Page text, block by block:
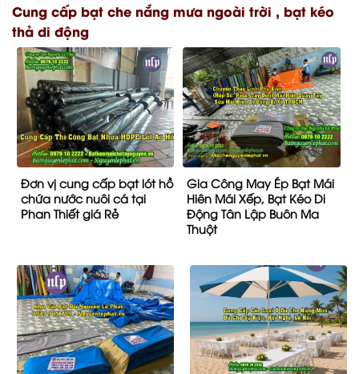
Cung cấp bạt che nắng mưa ngoài trời , bạt kéo
thả di động
Đơn vị cung cấp bạt lót hồ
chứa nước nuôi cá tại
Phan Thiết giá Rẻ
Gia Công May Ép Bạt Mái
Hiên Mái Xếp, Bạt Kéo Di
Động Tân Lập Buôn Ma
Thuột